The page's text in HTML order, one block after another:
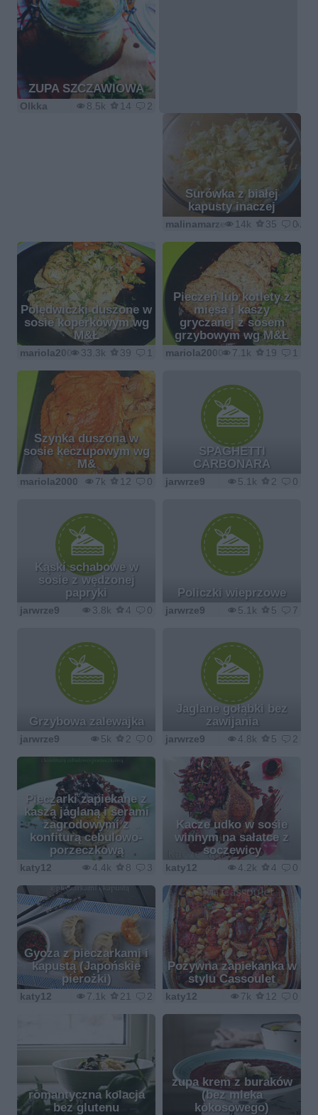
ZUPA SZCZAWIOWA
8.5k 14 2
Olkka
Surówka z białej
kapusty inaczej
14k 35 0
malinamarzenamalina1@wp.pl
Polędwiczki duszone w
sosie koperkowym wg
M&Ł
33.3k 39 1
mariola2000
Pieczeń lub kotlety z
mięsa i kaszy
gryczanej z sosem
grzybowym wg M&Ł
7.1k 19 1
mariola2000
Szynka duszona w
sosie keczupowym wg
M&
7k 12 0
mariola2000
SPAGHETTI
CARBONARA
5.1k 2 0
jarwrze9
Kąski schabowe w
sosie z wędzonej
papryki
3.8k 4 0
jarwrze9
Policzki wieprzowe
5.1k 5 7
jarwrze9
Grzybowa zalewajka
5k 2 0
jarwrze9
Jaglane gołąbki bez
zawijania
4.8k 5 2
jarwrze9
Pieczarki zapiekane z
kaszą jaglaną i serami
zagrodowymi z
konfiturą cebulowo-
porzeczkową
4.4k 8 3
katy12
Kacze udko w sosie
winnym na sałatce z
soczewicy
4.2k 4 0
katy12
Gyoza z pieczarkami i
kapustą (Japońskie
pierożki)
7.1k 21 2
katy12
Pożywna zapiekanka w
stylu Cassoulet
7k 12 0
katy12
romantyczna kolacja
bez glutenu
zupa krem z buraków
(bez mleka
kokosowego)